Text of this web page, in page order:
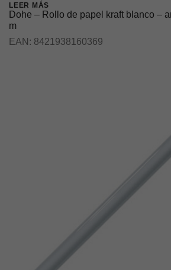
LEER MÁS
Dohe – Rollo de papel kraft blanco –
m
EAN: 8421938160369